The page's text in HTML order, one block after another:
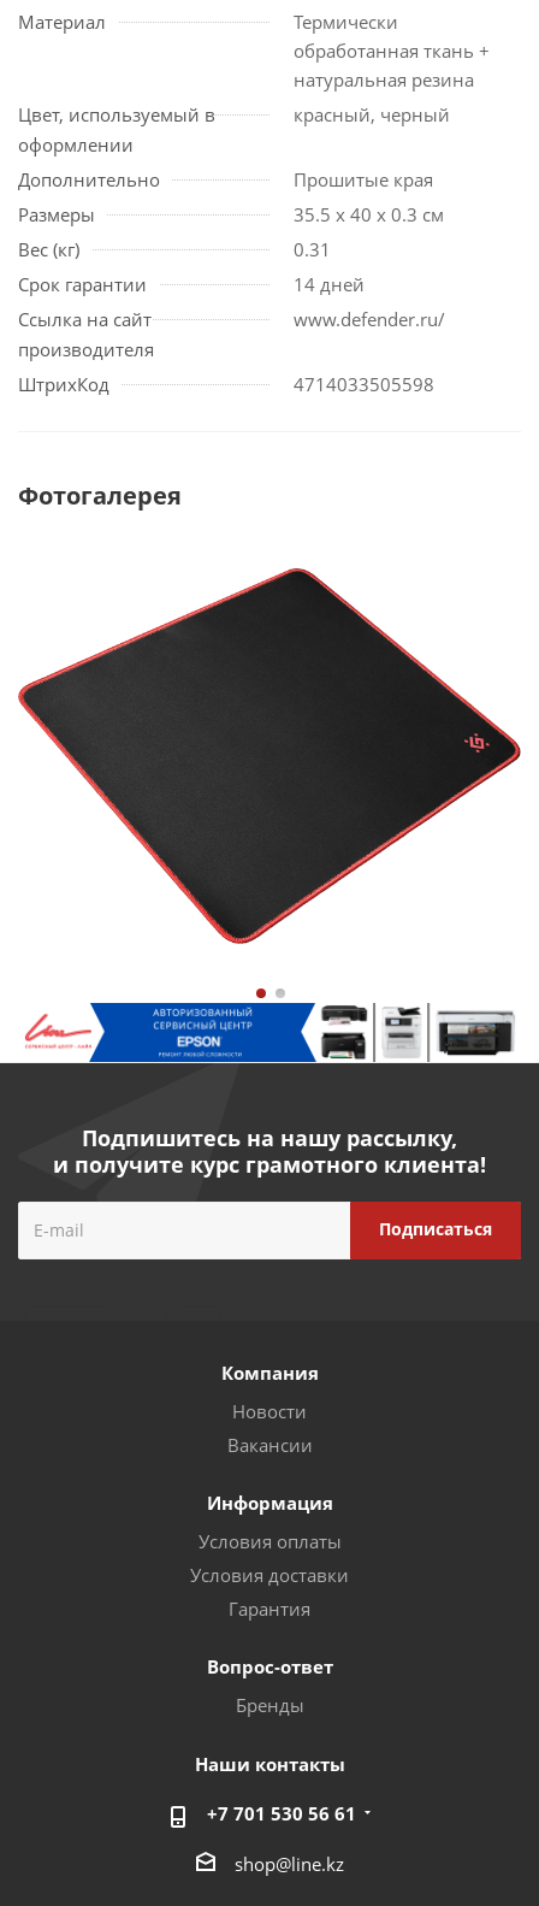
Материал
Термически
обработанная ткань +
натуральная резина
Цвет, используемый в
оформлении
красный, черный
Дополнительно
Прошитые края
Размеры
35.5 x 40 x 0.3 см
Вес (кг)
0.31
Срок гарантии
14 дней
Ссылка на сайт
производителя
www.defender.ru/
ШтрихКод 4714033505598
Фотогалерея
Подпишитесь на нашу рассылку,
и получите курс грамотного клиента!
Компания
Новости
Вакансии
Информация
Условия оплаты
Условия доставки
Гарантия
Вопрос-ответ
Бренды
Наши контакты
+7 701 530 56 61
shop@line.kz